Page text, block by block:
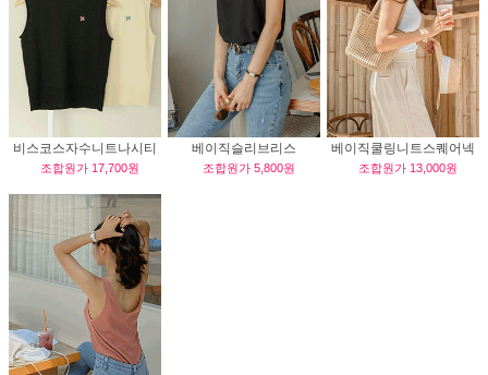
비스코스자수니트나시티
조합원가 17,700원
베이직슬리브리스
조합원가5,800원
베이직쿨링니트스퀘어넥
나시탑
조합원가 13,000원